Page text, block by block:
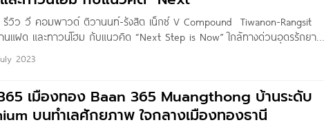
รีวิว วี คอมพาวด์ ติวานนท์-รังสิต เน็กซ์ V Compound Tiwanon-Rangsit
นแฝด และทาวน์โฮม กับแนวคิด “Next Step is Now” ใกล้ทางด่วนอุดรรัถยา
ล้านบาท* Written by : Nin Yanin สวัสดีค่า วันนี้ทีมงาน Homenayoo พา
าชมบ้านโครงการใหม่ล่าสุดจากทาง
2023
เมืองทอง Baan 365 Muangthong บ้านระดับ
บนทำเลศักยภาพ ใจกลางเมืองทองธานี